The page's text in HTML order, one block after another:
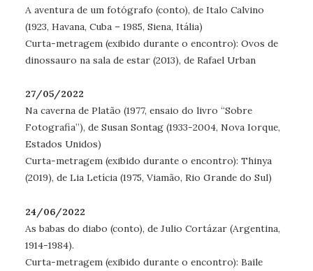
A aventura de um fotógrafo (conto), de Italo Calvino
(1923, Havana, Cuba – 1985, Siena, Itália)
Curta-metragem (exibido durante o encontro): Ovos de
dinossauro na sala de estar (2013), de Rafael Urban
27/05/2022
Na caverna de Platão (1977, ensaio do livro “Sobre
Fotografia”), de Susan Sontag (1933-2004, Nova Iorque,
Estados Unidos)
Curta-metragem (exibido durante o encontro): Thinya
(2019), de Lia Letícia (1975, Viamão, Rio Grande do Sul)
24/06/2022
As babas do diabo (conto), de Julio Cortázar (Argentina,
1914-1984).
Curta-metragem (exibido durante o encontro): Baile